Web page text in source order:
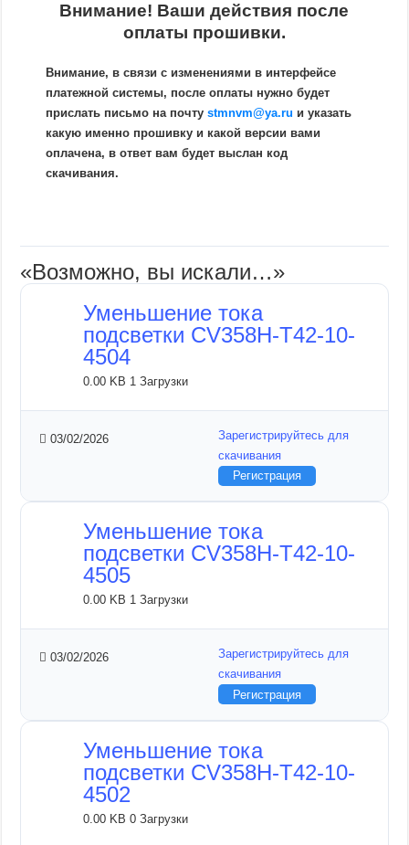
Внимание! Ваши действия после
оплаты прошивки.
Внимание, в связи с изменениями в интерфейсе
платежной системы, после оплаты нужно будет
прислать письмо на почтуstmnvm@ya.ru и указать
какую именно прошивку и какой версии вами
оплачена, в ответ вам будет выслан код
скачивания.
«Возможно, вы искали…»
Уменьшение тока
подсветки CV358H-T42-10-
4504
0.00 KB 1 Загрузки
03/02/2026
Зарегистрируйтесь для
скачивания
Регистрация
Уменьшение тока
подсветки CV358H-T42-10-
4505
0.00 KB 1 Загрузки
03/02/2026
Зарегистрируйтесь для
скачивания
Регистрация
Уменьшение тока
подсветки CV358H-T42-10-
4502
0.00 KB0 Загрузки